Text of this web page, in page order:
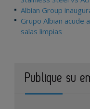
Albian Group
Grupo Albian acude
salas limpias
Publique su